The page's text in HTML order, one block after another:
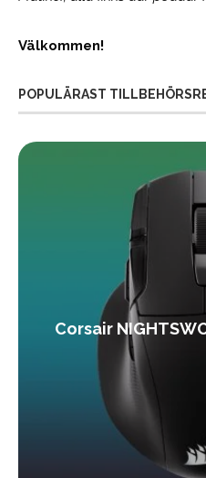
Välkommen!
POPULÄRAST
Corsair